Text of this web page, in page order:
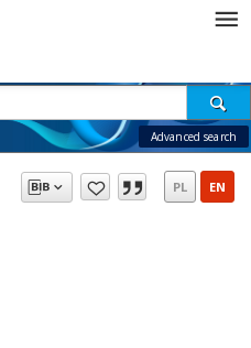
Advanced search
PL EN